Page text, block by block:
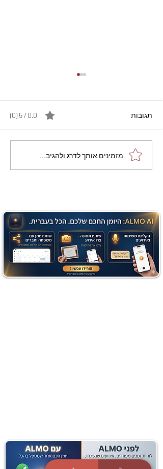
מתכון מנצח עוגת מייפל
שוקולד בחושה וקלה - זיוה
תגובות 0.0 / 5 ‏(0)
מזמינים אותך לדרג ולהגיב...